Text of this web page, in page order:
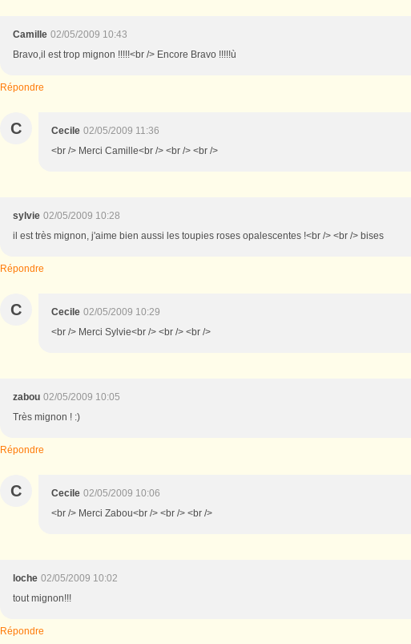
Camille 02/05/2009 10:43
Bravo,il est trop mignon !!!!!<br /> Encore Bravo !!!!!ù
Répondre
C Cecile 02/05/2009 11:36
<br /> Merci Camille<br /> <br /> <br />
sylvie 02/05/2009 10:28
il est très mignon, j'aime bien aussi les toupies roses opalescentes !<br /> <br /> bises
Répondre
C Cecile 02/05/2009 10:29
<br /> Merci Sylvie<br /> <br /> <br />
zabou 02/05/2009 10:05
Très mignon ! :)
Répondre
C Cecile 02/05/2009 10:06
<br /> Merci Zabou<br /> <br /> <br />
loche 02/05/2009 10:02
tout mignon!!!
Répondre